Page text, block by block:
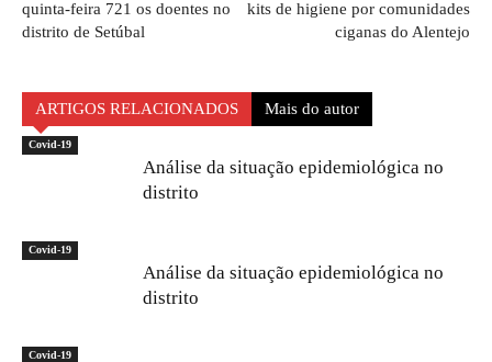
quinta-feira 721 os doentes no
distrito de Setúbal
kits de higiene por comunidades
ciganas do Alentejo
ARTIGOS RELACIONADOS Mais do autor
Covid-19
Análise da situação epidemiológica no
distrito
Covid-19
Análise da situação epidemiológica no
distrito
Covid-19